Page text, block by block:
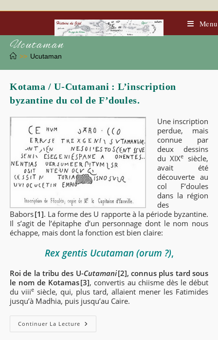
to
Menu
Ucutaman
>> Ucutaman
Kotama / U-Cutamani : L’inscription
byzantine du col de F’doules.
Une inscription
perdue, mais
connue par
deux dessins
duXIXe siècle,
avait été
découverte au
col F’doules
dans la région
des
Babors[1]. La forme des U rapporte à la période byzantine.
Il s’agit de l’épitaphe d’un personnage dont le nom nous
échappe, mais dont la fonction est bien claire:
Rexgentis Ucutaman (orum ?),
Roi de la tribu des U-Cutamani[2], connus plus tard sous
le nom de Kotamas [3], convertis au chiisme dès le début
du viiie siècle, qui, plus tard, allaient mener les Fatimides
jusqu’à Madhia, puis jusqu’au Caire.
Continuer La Lecture Kotama
/